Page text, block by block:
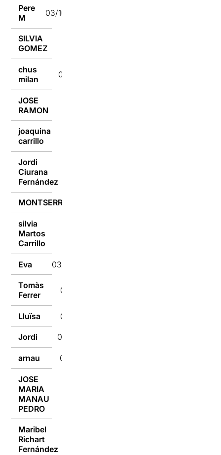
Pere
M
03/10/2016
SILVIA
GOMEZ
chus
milan
03/10/2016
JOSE
RAMON
joaquina
carrillo
Jordi
Ciurana
Fernández
MONTSERRAT
silvia
Martos
Carrillo
Eva 03/10/2016
Tomàs
Ferrer
03/10/2016
Lluïsa 03/10/2016
Jordi 03/10/2016
arnau 03/10/2016
JOSE
MARIA
MANAU
PEDRO
Maribel
Richart
Fernández